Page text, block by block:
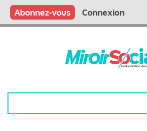
Aller
contenu
Main
Qui sommes nous ?
Vous publiez
Nous publions
Contactez-nous
Abonnez-vous Connexion